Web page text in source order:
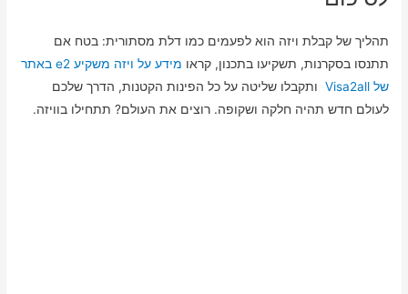
תהליך של קבלת ויזה הוא לפעמים כמו דלת מסתורית: בטח אם
תתנסו בסקרנות, תשקיעו בתכנון, קראו
מידע על ויזה משקיע e2 באתר
של Visa2all
ותקבלו שליטה על כל הפינות הקטנות, הדרך שלכם
לעולם חדש תהיה חלקה ושקופה. רוצים את העולם? תתחילו בוויזה.